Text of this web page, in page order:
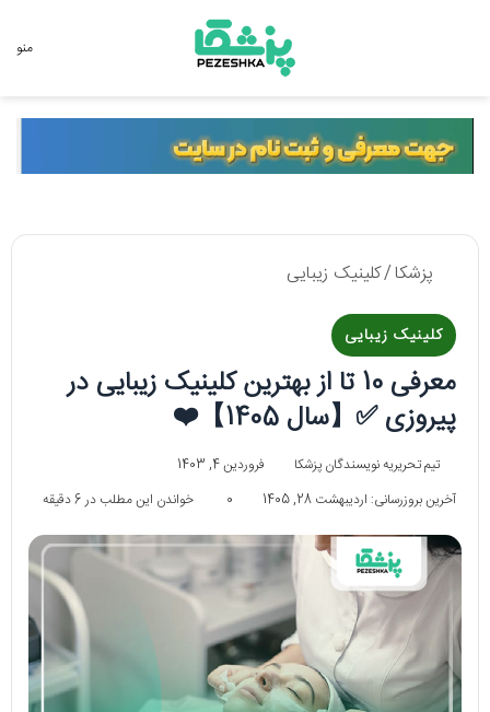
منو
پزشکا/کلینیک زیبایی
کلینیک زیبایی
معرفی 10 تا از بهترین کلینیک زیبایی در
پیروزی ✅【سال 1405】❤️
تیم تحریریه نویسندگان پزشکا
فروردین 4, 1403
آخرین بروزرسانی: اردیبهشت 28, 1405
0 خواندن این مطلب در 6 دقیقه